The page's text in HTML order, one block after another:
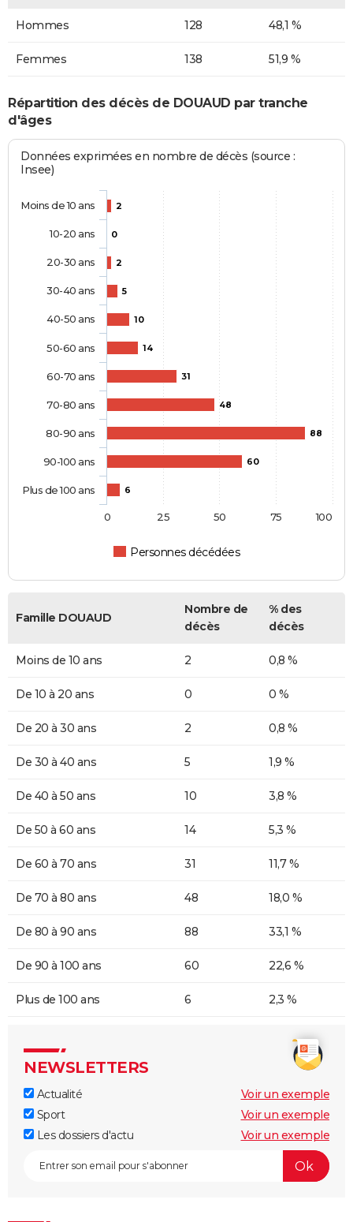
Hommes 128 48,1 %
Femmes 138 51,9 %
Répartition des décès de DOUAUD par tranche
d'âges
Données exprimées en nombre de décès (source :
Insee)
2
0
2
5
10
14
31
48
88
60
6
Personnes décédées
Moins de 10 ans
10-20 ans
20-30 ans
30-40 ans
40-50 ans
50-60 ans
60-70 ans
70-80 ans
80-90 ans
90-100 ans
Plus de 100 ans
0 100
25 50 75
Famille DOUAUD
Nombre de
décès
% des
décès
Moins de 10 ans 2 0,8 %
De 10 à 20 ans 0 0 %
De 20 à 30 ans 2 0,8 %
De 30 à 40 ans 5 1,9 %
De 40 à 50 ans 10 3,8 %
De 50 à 60 ans 14 5,3 %
De 60 à 70 ans 31 11,7 %
De 70 à 80 ans 48 18,0 %
De 80 à 90 ans 88 33,1 %
De 90 à 100 ans 60 22,6 %
Plus de 100 ans 6 2,3 %
NEWSLETTERS
Actualité
Voir un exemple
Sport
Voir un exemple
Les dossiers d'actu
Voir un exemple